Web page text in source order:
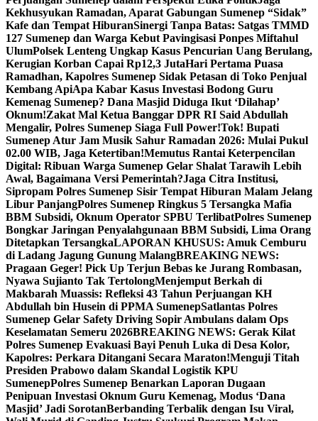
Kekhusyukan Ramadan, Aparat Gabungan Sumenep “Sidak”
Kafe dan Tempat HiburanSinergi Tanpa Batas: Satgas TMMD
127 Sumenep dan Warga Kebut Pavingisasi Ponpes Miftahul
UlumPolsek Lenteng Ungkap Kasus Pencurian Uang Berulang,
Kerugian Korban Capai Rp12,3 JutaHari Pertama Puasa
Ramadhan, Kapolres Sumenep Sidak Petasan di Toko Penjual
Kembang ApiApa Kabar Kasus Investasi Bodong Guru
Kemenag Sumenep? Dana Masjid Diduga Ikut ‘Dilahap’
Oknum!Zakat Mal Ketua Banggar DPR RI Said Abdullah
Mengalir, Polres Sumenep Siaga Full Power!Tok! Bupati
Sumenep Atur Jam Musik Sahur Ramadan 2026: Mulai Pukul
02.00 WIB, Jaga Ketertiban!Memutus Rantai Keterpencilan
Digital: Ribuan Warga Sumenep Gelar Shalat Tarawih Lebih
Awal, Bagaimana Versi Pemerintah?Jaga Citra Institusi,
Sipropam Polres Sumenep Sisir Tempat Hiburan Malam Jelang
Libur PanjangPolres Sumenep Ringkus 5 Tersangka Mafia
BBM Subsidi, Oknum Operator SPBU TerlibatPolres Sumenep
Bongkar Jaringan Penyalahgunaan BBM Subsidi, Lima Orang
Ditetapkan TersangkaLAPORAN KHUSUS: Amuk Cemburu
di Ladang Jagung Gunung MalangBREAKING NEWS:
Pragaan Geger! Pick Up Terjun Bebas ke Jurang Rombasan,
Nyawa Sujianto Tak TertolongMenjemput Berkah di
Makbarah Muassis: Refleksi 43 Tahun Perjuangan KH
Abdullah bin Husein di PPMA SumenepSatlantas Polres
Sumenep Gelar Safety Driving Sopir Ambulans dalam Ops
Keselamatan Semeru 2026BREAKING NEWS: Gerak Kilat
Polres Sumenep Evakuasi Bayi Penuh Luka di Desa Kolor,
Kapolres: Perkara Ditangani Secara Maraton!Menguji Titah
Presiden Prabowo dalam Skandal Logistik KPU
SumenepPolres Sumenep Benarkan Laporan Dugaan
Penipuan Investasi Oknum Guru Kemenag, Modus ‘Dana
Masjid’ Jadi SorotanBerbanding Terbalik dengan Isu Viral,